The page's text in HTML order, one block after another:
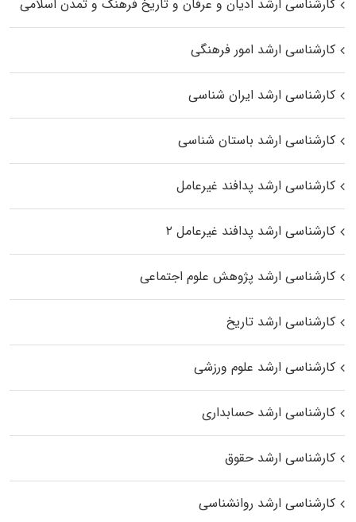
کارشناسی ارشد ادیان و عرفان و تاریخ فرهنگ و تمدن اسلامی
کارشناسی ارشد امور فرهنگی
کارشناسی ارشد ایران شناسی
کارشناسی ارشد باستان شناسی
کارشناسی ارشد پدافند غیرعامل
کارشناسی ارشد پدافند غیرعامل ۲
کارشناسی ارشد پژوهش علوم اجتماعی
کارشناسی ارشد تاریخ
کارشناسی ارشد علوم ورزشی
کارشناسی ارشد حسابداری
کارشناسی ارشد حقوق
کارشناسی ارشد روانشناسی